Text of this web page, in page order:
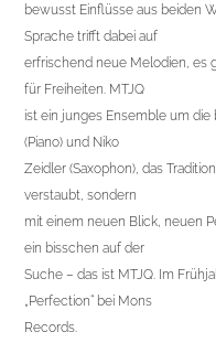
bewusst Einflüsse aus beiden
Sprache trifft dabei auf
erfrischend neue Melodien, es
für Freiheiten. MTJQ
ist ein junges Ensemble um
(Piano) und Niko
Zeidler (Saxophon), das
verstaubt, sondern
mit einem neuen Blick, neuen
ein bisschen auf der
Suche – das ist MTJQ. Im
„Perfection“ bei Mons
Records.